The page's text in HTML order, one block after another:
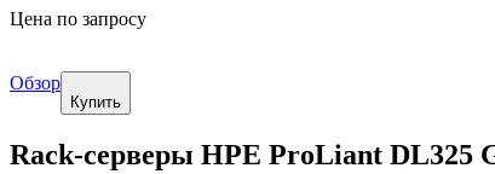
Цена по запросу
Обзор
Купить
Rack-серверы HPE ProLiant DL325